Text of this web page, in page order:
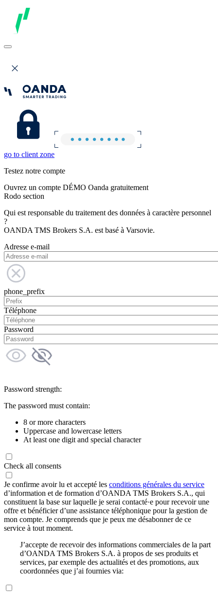
go to client zone
Testez notre compte
Ouvrez un compte DÉMO Oanda gratuitement
Rodo section
Qui est responsable du traitement des données à caractère personnel
?
OANDA TMS Brokers S.A. est basé à Varsovie.
Adresse e-mail
phone_prefix
Téléphone
Password
Password strength:
The password must contain:
8 or more characters
Uppercase and lowercase letters
At least one digit and special character
Check all consents
Je confirme avoir lu et accepté les conditions générales du service
d’information et de formation d’OANDA TMS Brokers S.A., qui
constituent la base sur laquelle je serai contacté·e pour recevoir une
offre et bénéficier d’une assistance téléphonique pour la gestion de
mon compte. Je comprends que je peux me désabonner de ce
service à tout moment.
J’accepte de recevoir des informations commerciales de la part
d’OANDA TMS Brokers S.A. à propos de ses produits et
services, par exemple des actualités et des promotions, aux
coordonnées que j’ai fournies via: